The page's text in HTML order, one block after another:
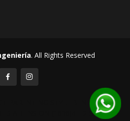
. All Rights Reserved
PARENTING STYLE BENEFICIAL TO
4_ID_SERVICIO